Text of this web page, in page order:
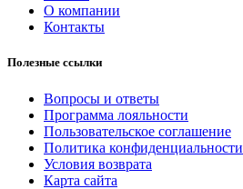
О компании
Контакты
Полезные ссылки
Вопросы и ответы
Программа лояльности
Пользовательское соглашение
Политика конфиденциальности
Условия возврата
Карта сайта